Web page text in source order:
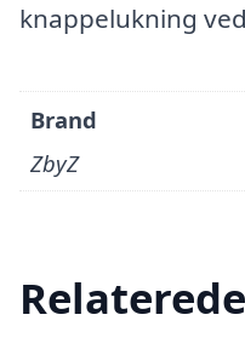
knappelukning
Brand
ZbyZ